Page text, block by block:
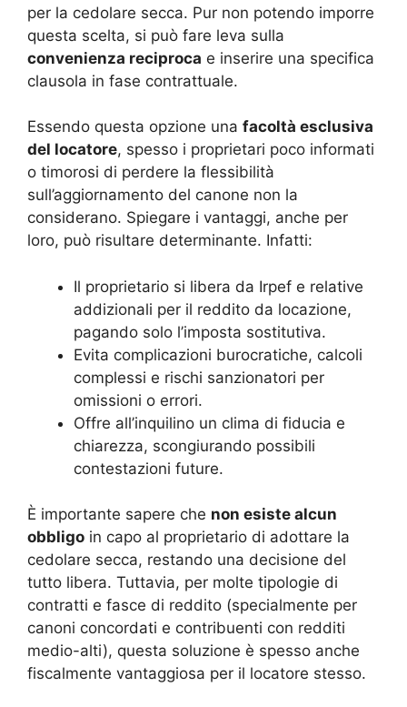
per la cedolare secca. Pur non potendo imporre
questa scelta, si può fare leva sulla
convenienza reciproca e inserire una specifica
clausola in fase contrattuale.
Essendo questa opzione una facoltà esclusiva
del locatore, spesso i proprietari poco informati
o timorosi di perdere la flessibilità
sull’aggiornamento del canone non la
considerano. Spiegare i vantaggi, anche per
loro, può risultare determinante. Infatti:
Il proprietario si libera da Irpef e relative
addizionali per il reddito da locazione,
pagando solo l’imposta sostitutiva.
Evita complicazioni burocratiche, calcoli
complessi e rischi sanzionatori per
omissioni o errori.
Offre all’inquilino un clima di fiducia e
chiarezza, scongiurando possibili
contestazioni future.
È importante sapere che non esiste alcun
obbligo in capo al proprietario di adottare la
cedolare secca, restando una decisione del
tutto libera. Tuttavia, per molte tipologie di
contratti e fasce di reddito (specialmente per
canoni concordati e contribuenti con redditi
medio-alti), questa soluzione è spesso anche
fiscalmente vantaggiosa per il locatore stesso.